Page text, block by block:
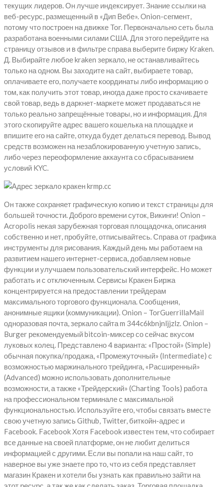
текущих лидеров. Он лучше индексирует. Знание ссылки на
веб-ресурс, размещенный в «Дип Вебе». Onion-сегмент,
потому что построен на движке Tor. Первоначально сеть была
разработана военными силами США. Для этого перейдите на
страницу отзывов и в фильтре справа выберите биржу Kraken.
Д. Выбирайте любое kraken зеркало, не останавливайтесь
только на одном. Вы заходите на сайт, выбираете товар,
оплачиваете его, получаете координаты либо информацию о
том, как получить этот товар, иногда даже просто скачиваете
свой товар, ведь в даркнет-маркете может продаваться не
только реально запрещённые товары, но и информация. Для
этого скопируйте адрес вашего кошелька на площадке и
впишите его на сайте, откуда будет делаться перевод. Вывод
средств возможен на незаблокированную учетную запись,
либо через переоформление аккаунта со сбрасыванием
условий KYC.
Он также сохраняет графическую копию и текст страницы для
большей точности. Доброго времени суток, Викинги! Onion –
Acropolis некая зарубежная торговая площадочка, описания
собственно и нет, пробуйте, отписывайтесь. Справа от графика
инструменты для рисования. Каждый день мы работаем на
развитием нашего интернет-сервиса, добавляем новые
функции и улучшаем пользовательский интерфейс. Но может
работать и с отключенным. Сервисы Кракен Биржа
концентрируется на предоставлении трейдерам
максимального торгового функционала. Сообщения,
анонимные ящики (коммуникации). Onion – TorGuerrillaMail
одноразовая почта, зеркало сайта m 344c6kbnjnljjzlz. Onion –
Burger рекомендуемый bitcoin-миксер со сейчас вкусом
луковых колец. Представлено 4 варианта: «Простой» (Simple)
обычная покупка/продажа, «Промежуточный» (Intermediate) с
возможностью маржинального трейдинга, «Расширенный»
(Advanced) можно использовать дополнительные
возможности, а также «Трейдерский» (Charting Tools) работа
на профессиональном терминале с максимальной
функциональностью. Используйте его, чтобы связать вместе
свою учетную запись Github, Twitter, биткойн-адрес и
Facebook. Facebook Хотя Facebook известен тем, что собирает
все данные на своей платформе, он не любит делиться
информацией с другими. Если вы попали на наш сайт, то
наверное вы уже знаете про то, что из себя представляет
магазин Кракен и хотели бы узнать как правильно зайти на